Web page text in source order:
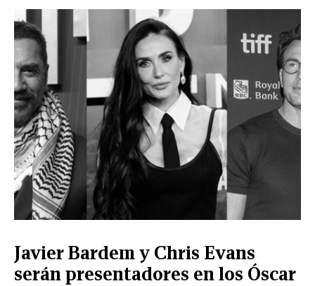
Javier Bardem y Chris Evans
serán presentadores en los Óscar